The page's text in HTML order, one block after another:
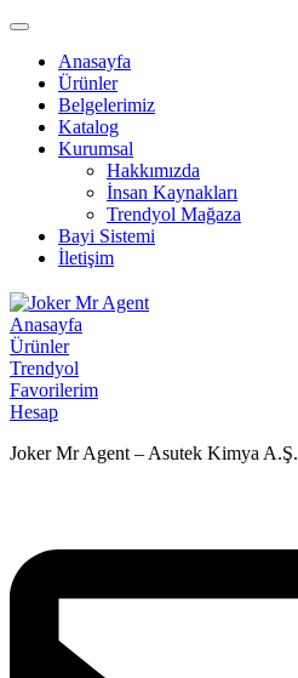
Anasayfa
Ürünler
Belgelerimiz
Katalog
Kurumsal
Hakkımızda
İnsan Kaynakları
Trendyol Mağaza
Bayi Sistemi
İletişim
Anasayfa
Ürünler
Trendyol
Favorilerim
Hesap
Joker Mr Agent – Asutek Kimya A.Ş.